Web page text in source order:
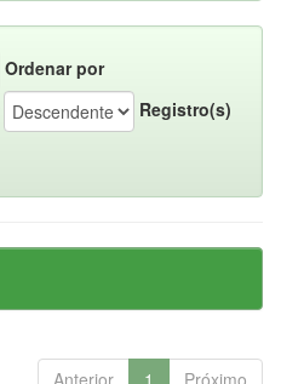
Ordenar por
Registro(s)
Anterior 1 Próximo